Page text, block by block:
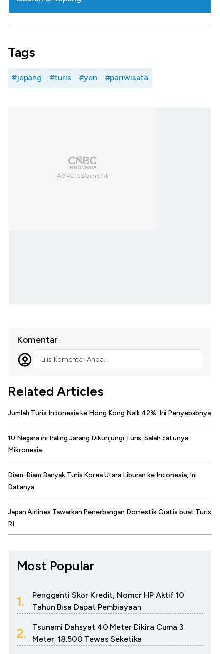
Tags
#jepang #turis #yen #pariwisata
Komentar
Tulis Komentar Anda...
Related Articles
Jumlah Turis Indonesia ke Hong Kong Naik 42%, Ini Penyebabnya
10 Negara ini Paling Jarang Dikunjungi Turis, Salah Satunya
Mikronesia
Diam-Diam Banyak Turis Korea Utara Liburan ke Indonesia, Ini
Datanya
Japan Airlines Tawarkan Penerbangan Domestik Gratis buat Turis
RI
Most Popular
1.
Pengganti Skor Kredit, Nomor HP Aktif 10
Tahun Bisa Dapat Pembiayaan
2.
Tsunami Dahsyat 40 Meter Dikira Cuma 3
Meter, 18.500 Tewas Seketika